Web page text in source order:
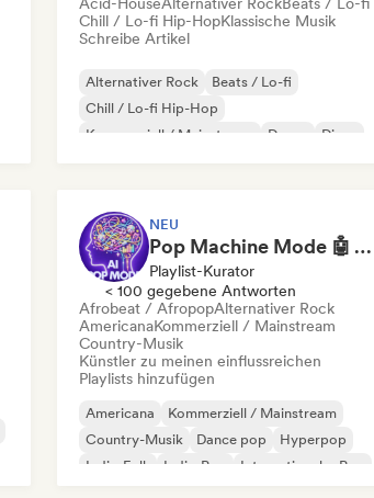
Chill / Lo-fi Hip-HopKlassische Musik
Schreibe Artikel
Alternativer Rock
Beats / Lo-fi
Chill / Lo-fi Hip-Hop
Kommerziell / Mainstream
Dance
Disco
NEU
Pop Machine Mode 🤖 AI Music, Indie Pop & Dream Pop
Playlist-Kurator
< 100 gegebene Antworten
Afrobeat / AfropopAlternativer Rock
AmericanaKommerziell / Mainstream
Country-Musik
Künstler zu meinen einflussreichen
Playlists hinzufügen
Americana
Kommerziell / Mainstream
Country-Musik
Dance pop
Hyperpop
Indie-Folk
Indie-Pop Internationaler Pop